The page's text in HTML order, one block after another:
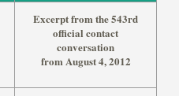
Excerpt from the 543rd
official contact
conversation
from August 4, 2012